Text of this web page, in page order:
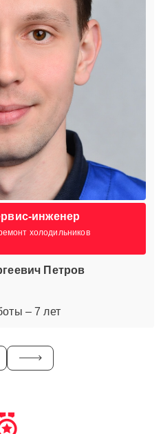
инженер
холодильников
Петров
– 7 лет